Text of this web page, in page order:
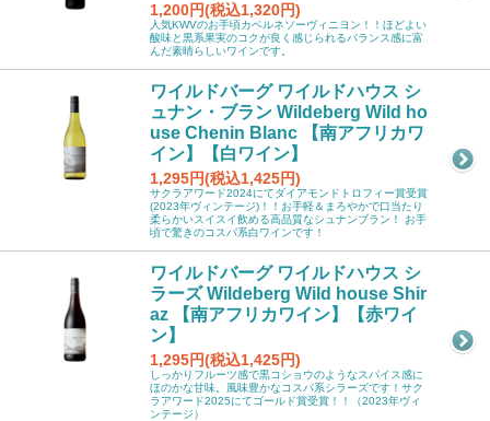
1,200円(税込1,320円)
人気KWVのお手頃カベルネソーヴィニヨン！！ほどよい
酸味と黒系果実のコクが良く感じられるバランス感に富
んだ素晴らしいワインです。
ワイルドバーグ ワイルドハウス シ
ュナン・ブラン Wildeberg Wild ho
use Chenin Blanc 【南アフリカワ
イン】【白ワイン】
1,295円(税込1,425円)
サクラアワード2024にてダイアモンドトロフィー賞受賞
(2023年ヴィンテージ)！！お手軽＆まろやかで口当たり
柔らかいスイスイ飲める高品質なシュナンブラン！ お手
頃で驚きのコスパ系白ワインです！
ワイルドバーグ ワイルドハウス シ
ラーズ Wildeberg Wild house Shir
az 【南アフリカワイン】【赤ワイ
ン】
1,295円(税込1,425円)
しっかりフルーツ感で黒コショウのようなスパイス感に
ほのかな甘味。風味豊かなコスパ系シラーズです！サク
ラアワード2025にてゴールド賞受賞！！（2023年ヴィ
ンテージ）